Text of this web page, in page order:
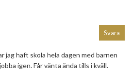
jag haft skola hela dagen med barnen
igen. Får vänta ända tills i kväll.
Svara